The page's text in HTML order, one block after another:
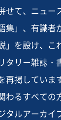
せて、ニュー
集」、有識者
」を設け、こ
タリー雑誌・
再掲していま
わるすべての
タルアーカイ